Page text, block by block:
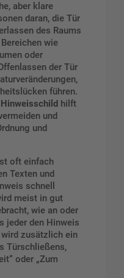
aber klare
daran, die Tür
des Raums
wie
oder
der Tür
führen.
hilft
und
und
oft einfach
Texten und
schnell
meist in gut
wie an oder
jeder den Hinweis
zusätzlich ein
Türschließens,
oder „Zum